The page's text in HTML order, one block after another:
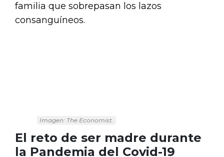
familia que sobrepasan los lazos
consanguíneos.
Imagen: The Economist.
El reto de ser madre durante
la Pandemia del Covid-19